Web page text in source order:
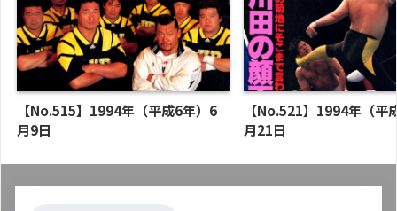
【No.515】1994年（平成6年）6
月9日
【No.521】1994年（平
月21日